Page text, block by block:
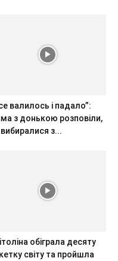
валилось і падало”:
з донькою розповіли,
з...
обіграла десяту
світу та пройшла